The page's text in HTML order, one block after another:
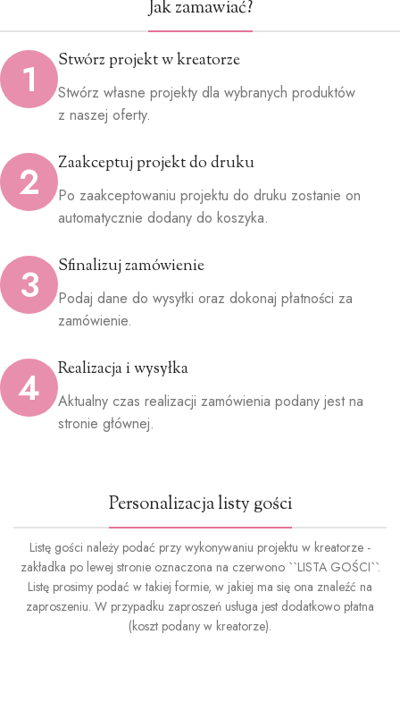
Jak zamawiać?
1 Stwórz projekt w kreatorze
Stwórz własne projekty dla wybranych produktów
z naszej oferty.
2 Zaakceptuj projekt do druku
Po zaakceptowaniu projektu do druku zostanie on
automatycznie dodany do koszyka.
3 Sfinalizuj zamówienie
Podaj dane do wysyłki oraz dokonaj płatności za
zamówienie.
4 Realizacja i wysyłka
Aktualny czas realizacji zamówienia podany jest na
stronie głównej.
Personalizacja listy gości
Listę gości należy podać przy wykonywaniu projektu w kreatorze -
zakładka po lewej stronie oznaczona na czerwono ``LISTA GOŚCI``.
Listę prosimy podać w takiej formie, w jakiej ma się ona znaleźć na
zaproszeniu. W przypadku zaproszeń usługa jest dodatkowo płatna
(koszt podany w kreatorze).